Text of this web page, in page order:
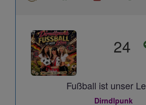
24
Fußball ist unser
Dirndlpunk